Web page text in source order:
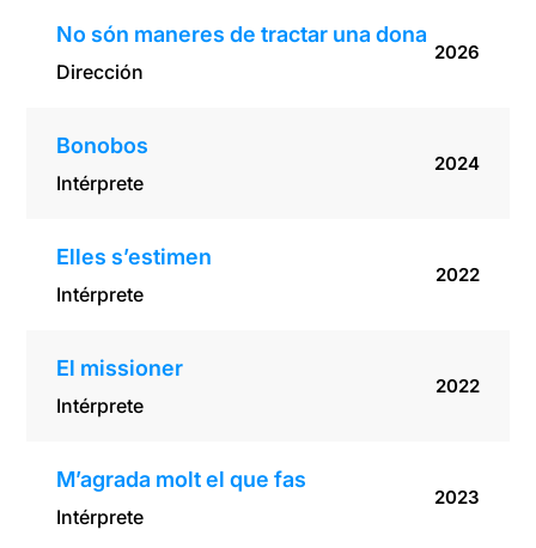
No són maneres de tractar una dona
Dirección
2026
Bonobos
Intérprete
2024
Elles s’estimen
Intérprete
2022
El missioner
Intérprete
2022
M’agrada molt el que fas
Intérprete
2023